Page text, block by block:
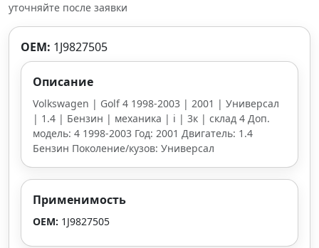
уточняйте после заявки
OEM: 1J9827505
Описание
Volkswagen | Golf 4 1998-2003 | 2001 | Универсал
| 1.4 | Бензин | механика | i | 3к | склад 4 Доп.
модель: 4 1998-2003 Год: 2001 Двигатель: 1.4
Бензин Поколение/кузов: Универсал
Применимость
OEM: 1J9827505